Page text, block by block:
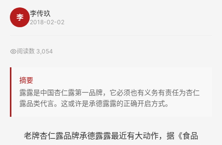
否？ 李 李传玖
2018-02-02
阅读数 3,054
摘要
露露是中国杏仁露第一品牌，它必须也有义务有责任为杏仁
露品类代言。这或许是承德露露的正确开启方式。
老牌杏仁露品牌承德露露最近有大动作，据《食品